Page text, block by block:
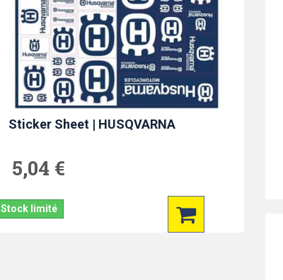
Sticker Sheet | HUSQVARNA
5,04 €
Stock limité